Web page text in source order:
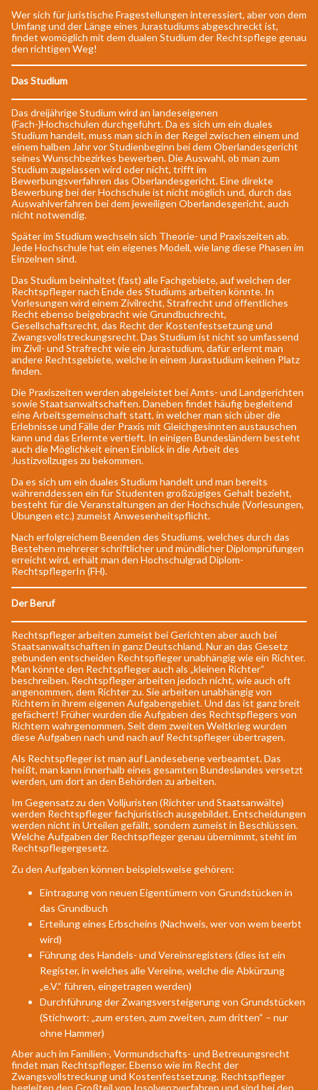
Wer sich für juristische Fragestellungen interessiert, aber von dem
Umfang und der Länge eines Jurastudiums abgeschreckt ist,
findet womöglich mit dem dualen Studium der Rechtspflege genau
den richtigen Weg!
Das Studium
Das dreijährige Studium wird an landeseigenen
(Fach-)Hochschulen durchgeführt. Da es sich um ein duales
Studium handelt, muss man sich in der Regel zwischen einem und
einem halben Jahr vor Studienbeginn bei dem Oberlandesgericht
seines Wunschbezirkes bewerben. Die Auswahl, ob man zum
Studium zugelassen wird oder nicht, trifft im
Bewerbungsverfahren das Oberlandesgericht. Eine direkte
Bewerbung bei der Hochschule ist nicht möglich und, durch das
Auswahlverfahren bei dem jeweiligen Oberlandesgericht, auch
nicht notwendig.
Später im Studium wechseln sich Theorie- und Praxiszeiten ab.
Jede Hochschule hat ein eigenes Modell, wie lang diese Phasen im
Einzelnen sind.
Das Studium beinhaltet (fast) alle Fachgebiete, auf welchen der
Rechtspfleger nach Ende des Studiums arbeiten könnte. In
Vorlesungen wird einem Zivilrecht, Strafrecht und öffentliches
Recht ebenso beigebracht wie Grundbuchrecht,
Gesellschaftsrecht, das Recht der Kostenfestsetzung und
Zwangsvollstreckungsrecht. Das Studium ist nicht so umfassend
im Zivil- und Strafrecht wie ein Jurastudium, dafür erlernt man
andere Rechtsgebiete, welche in einem Jurastudium keinen Platz
finden.
Die Praxiszeiten werden abgeleistet bei Amts- und Landgerichten
sowie Staatsanwaltschaften. Daneben findet häufig begleitend
eine Arbeitsgemeinschaft statt, in welcher man sich über die
Erlebnisse und Fälle der Praxis mit Gleichgesinnten austauschen
kann und das Erlernte vertieft. In einigen Bundesländern besteht
auch die Möglichkeit einen Einblick in die Arbeit des
Justizvollzuges zu bekommen.
Da es sich um ein duales Studium handelt und man bereits
währenddessen ein für Studenten großzügiges Gehalt bezieht,
besteht für die Veranstaltungen an der Hochschule (Vorlesungen,
Übungen etc.) zumeist Anwesenheitspflicht.
Nach erfolgreichem Beenden des Studiums, welches durch das
Bestehen mehrerer schriftlicher und mündlicher Diplomprüfungen
erreicht wird, erhält man den Hochschulgrad Diplom-
RechtspflegerIn (FH).
Der Beruf
Rechtspfleger arbeiten zumeist bei Gerichten aber auch bei
Staatsanwaltschaften in ganz Deutschland. Nur an das Gesetz
gebunden entscheiden Rechtspfleger unabhängig wie ein Richter.
Man könnte den Rechtspfleger auch als „kleinen Richter“
beschreiben. Rechtspfleger arbeiten jedoch nicht, wie auch oft
angenommen, dem Richter zu. Sie arbeiten unabhängig von
Richtern in ihrem eigenen Aufgabengebiet. Und das ist ganz breit
gefächert! Früher wurden die Aufgaben des Rechtspflegers von
Richtern wahrgenommen. Seit dem zweiten Weltkrieg wurden
diese Aufgaben nach und nach auf Rechtspfleger übertragen.
Als Rechtspfleger ist man auf Landesebene verbeamtet. Das
heißt, man kann innerhalb eines gesamten Bundeslandes versetzt
werden, um dort an den Behörden zu arbeiten.
Im Gegensatz zu den Volljuristen (Richter und Staatsanwälte)
werden Rechtspfleger fachjuristisch ausgebildet. Entscheidungen
werden nicht in Urteilen gefällt, sondern zumeist in Beschlüssen.
Welche Aufgaben der Rechtspfleger genau übernimmt, steht im
Rechtspflegergesetz.
Zu den Aufgaben können beispielsweise gehören:
Eintragung von neuen Eigentümern von Grundstücken in
das Grundbuch
Erteilung eines Erbscheins (Nachweis, wer von wem beerbt
wird)
Führung des Handels- und Vereinsregisters (dies ist ein
Register, in welches alle Vereine, welche die Abkürzung
„e.V.“ führen, eingetragen werden)
Durchführung der Zwangsversteigerung von Grundstücken
(Stichwort: „zum ersten, zum zweiten, zum dritten“ – nur
ohne Hammer)
Aber auch im Familien-, Vormundschafts- und Betreuungsrecht
findet man Rechtspfleger. Ebenso wie im Recht der
Zwangsvollstreckung und Kostenfestsetzung. Rechtspfleger
begleiten den Großteil von Insolvenzverfahren und sind bei den